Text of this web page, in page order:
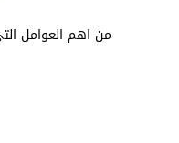
من اهم العوامل